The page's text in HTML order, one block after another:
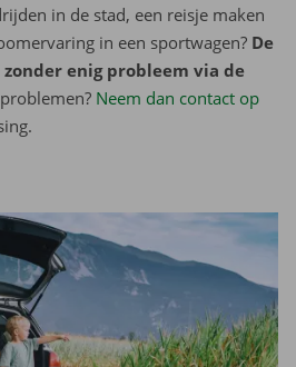
in de stad, een reisje maken
in een sportwagen? De
enig probleem via de
Neem dan contact op